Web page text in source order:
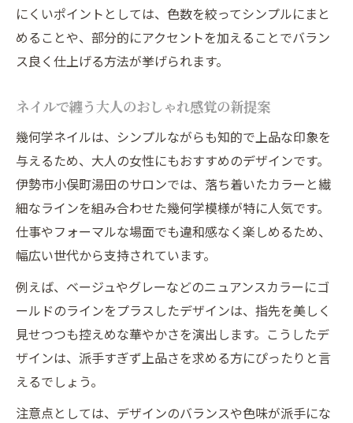
上質なネイルケアと幾何学模様の関係性
リーズナブルに楽しむ最旬ネイル体験
伊勢ネイルで叶うお得な幾何学デザイン体
安いネイルサロンで選ぶおすすめデザイン
明野ネイルや周辺サロンの価格比較ポイン
ト
予算重視で楽しむ最新ネイルトレンド紹介
リーズナブルなサロン選びのコツを伝授
忙しい毎日にもぴったりのネイル選び方
仕事帰りにも通いやすいサロンの特徴
ライフスタイルに合わせたネイル提案術
当日予約可能なネイルサロンの探し方
明和町や玉城町のネイルサロンにも注目
伊勢市周辺で見つける理想の幾何学ネイル
にくいポイントとしては、色数を絞ってシンプルにまと
めることや、部分的にアクセントを加えることでバラン
ス良く仕上げる方法が挙げられます。
ネイルで纏う大人のおしゃれ感覚の新提案
幾何学ネイルは、シンプルながらも知的で上品な印象を
与えるため、大人の女性にもおすすめのデザインです。
伊勢市小俣町湯田のサロンでは、落ち着いたカラーと繊
細なラインを組み合わせた幾何学模様が特に人気です。
仕事やフォーマルな場面でも違和感なく楽しめるため、
幅広い世代から支持されています。
例えば、ベージュやグレーなどのニュアンスカラーにゴ
ールドのラインをプラスしたデザインは、指先を美しく
見せつつも控えめな華やかさを演出します。こうしたデ
ザインは、派手すぎず上品さを求める方にぴったりと言
えるでしょう。
注意点としては、デザインのバランスや色味が派手にな